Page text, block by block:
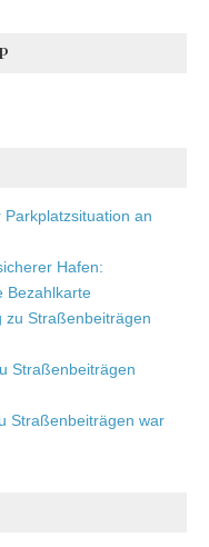
Parkplatzsituation an
Hafen:
Bezahlkarte
zu Straßenbeiträgen
Straßenbeiträgen
Straßenbeiträgen war